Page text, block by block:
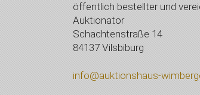
öffentlich bestellter und
Auktionator
Schachtenstraße 14
84137 Vilsbiburg
info@auktionshaus-